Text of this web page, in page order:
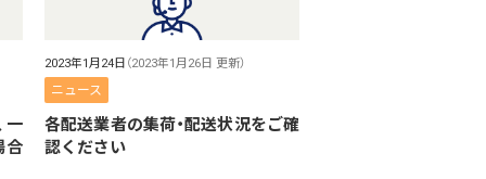
一
合
2023年1月24日 （2023年1月26日 更新）
ニュース
各配送業者の集荷・配送状況をご確
認ください